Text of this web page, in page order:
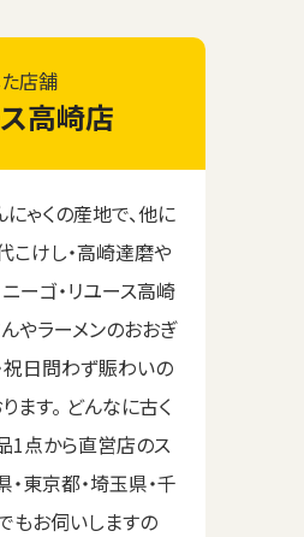
店舗
高崎店
ゃくの産地で、他に
こけし・高崎達磨や
ーゴ・リユース高崎
やラーメンのおおぎ
祝日問わず賑わいの
ます。 どんなに古く
1点から直営店のス
東京都・埼玉県・千
もお伺いしますの